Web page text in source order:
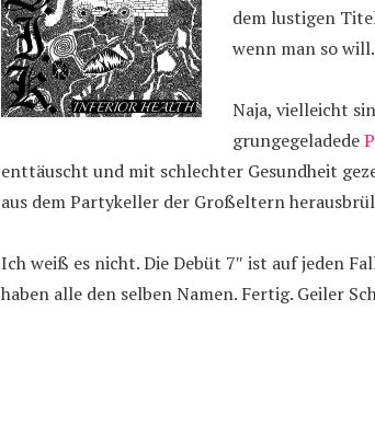
dem lustigen
wenn man so will.
Naja, vielleicht
grungegeladede
enttäuscht und mit schlechter Gesundheit
aus dem Partykeller der Großeltern
Ich weiß es nicht. Die Debüt 7″ ist auf jeden
haben alle den selben Namen. Fertig. Geiler